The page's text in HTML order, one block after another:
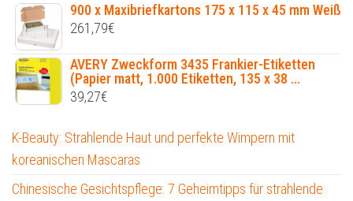
900 x Maxibriefkartons 175 x 115 x 45 mm Weiß
261,79€
AVERY Zweckform 3435 Frankier-Etiketten
(Papier matt, 1.000 Etiketten, 135 x 38 ...
39,27€
K-Beauty: Strahlende Haut und perfekte Wimpern mit
koreanischen Mascaras
Chinesische Gesichtspflege: 7 Geheimtipps für strahlende